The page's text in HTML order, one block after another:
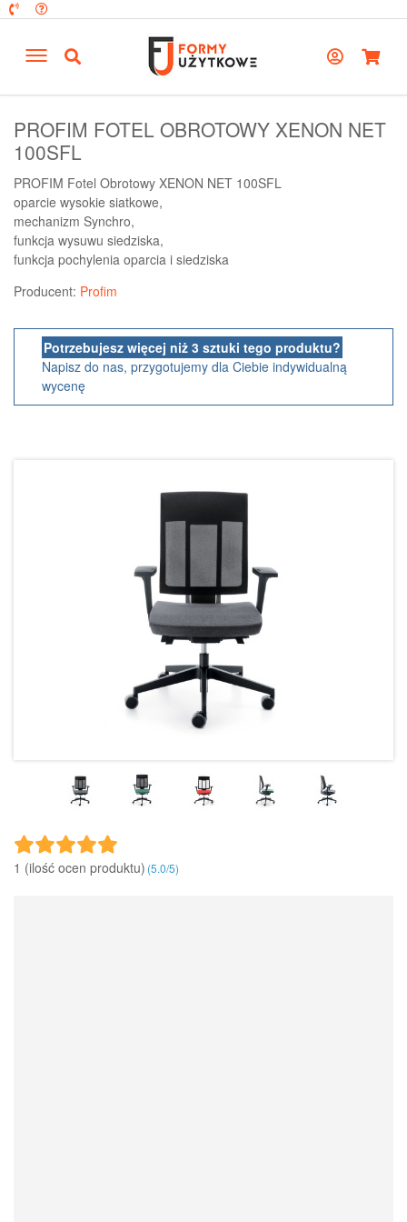
PROFIM FOTEL OBROTOWY XENON NET
100SFL
PROFIM Fotel Obrotowy XENON NET 100SFL
oparcie wysokie siatkowe,
mechanizm Synchro,
funkcja wysuwu siedziska,
funkcja pochylenia oparcia i siedziska
Producent: Profim
Potrzebujesz więcej niż 3 sztuki tego produktu?
Napisz do nas, przygotujemy dla Ciebie indywidualną
wycenę
1 (ilość ocen produktu)‎(5.0/5)